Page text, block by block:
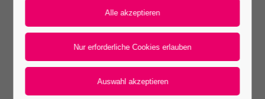
Register|Lost your password?
Support
Lorem ipsum dolor sit amet:
Das Laden von YouTube wurde nicht erlaubt.
Bitte ändern Sie dieDatenschutz-
Einstellungen